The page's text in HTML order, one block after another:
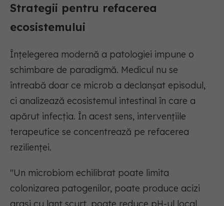
Strategii pentru refacerea
ecosistemului
Înțelegerea modernă a patologiei impune o
schimbare de paradigmă. Medicul nu se
întreabă doar ce microb a declanșat episodul,
ci analizează ecosistemul intestinal în care a
apărut infecția. În acest sens, intervențiile
terapeutice se concentrează pe refacerea
rezilienței.
"Un microbiom echilibrat poate limita
colonizarea patogenilor, poate produce acizi